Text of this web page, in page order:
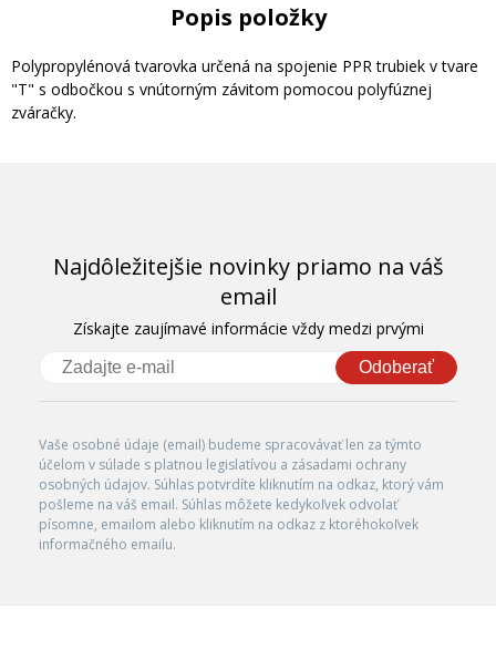
Popis položky
Polypropylénová tvarovka určená na spojenie PPR trubiek v tvare
"T" s odbočkou s vnútorným závitom pomocou polyfúznej
zváračky.
Najdôležitejšie novinky priamo na váš
email
Získajte zaujímavé informácie vždy medzi prvými
Odoberať
Vaše osobné údaje (email) budeme spracovávať len za týmto
účelom v súlade s platnou legislatívou a zásadami ochrany
osobných údajov. Súhlas potvrdíte kliknutím na odkaz, ktorý vám
pošleme na váš email. Súhlas môžete kedykoľvek odvolať
písomne, emailom alebo kliknutím na odkaz z ktoréhokoľvek
informačného emailu.